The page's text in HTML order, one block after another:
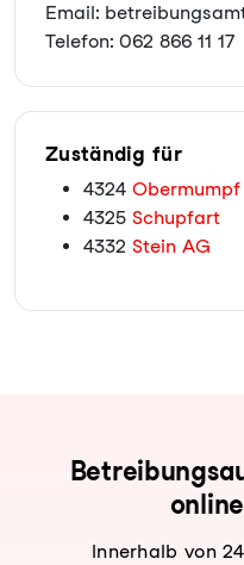
Email:
Telefon: 062 866 11 17
Zuständig für
4324 Obermumpf
4325 Schupfart
4332 Stein AG
Innerhalb von